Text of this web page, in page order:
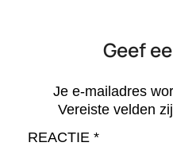
Geef
Je e-mailadres
Vereiste velden
REACTIE *